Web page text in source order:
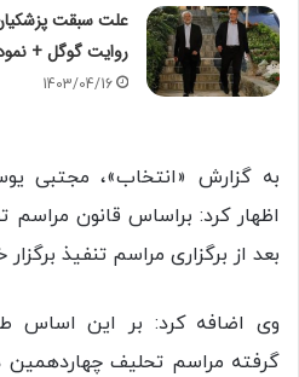
علت سبقت
روایت گوگل +
1403/04/16
به گزارش «انتخاب»، مجتبی
اظهار کرد: براساس قانون
بعد از برگزاری مراسم تنفیذ
وی اضافه کرد: بر این اساس
گرفته مراسم تحلیف چهاردهمین